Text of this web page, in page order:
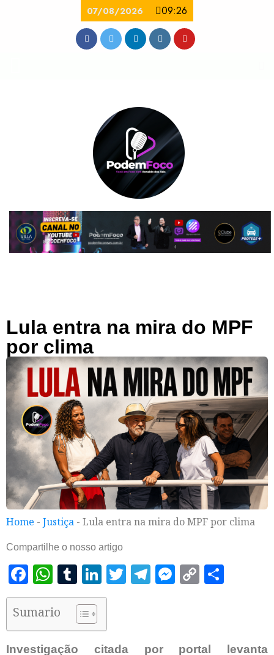
07/08/2026 09:26
Lula entra na mira do MPF
por clima
Home - Justiça - Lula entra na mira do MPF por clima
Compartilhe o nosso artigo
Facebook
WhatsApp
Tumblr
LinkedIn
Twitter
Telegram
Messenger
Copy
Sumario
Investigação citada por portal levanta